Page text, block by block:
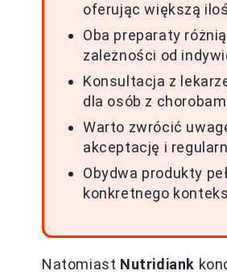
oferując większą
Oba preparaty
zależności od
Konsultacja z
dla osób z
Warto zwrócić
akceptację i
Obydwa produkty
konkretnego
Natomiast Nutridiank